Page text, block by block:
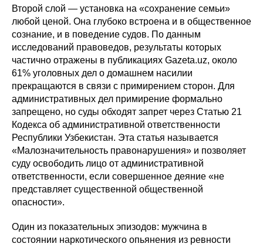
Второй слой — установка на «сохранение семьи»
любой ценой. Она глубоко встроена и в общественное
сознание, и в поведение судов. По данным
исследований правоведов, результаты которых
частично отражены в публикациях Gazeta.uz, около
61% уголовных дел о домашнем насилии
прекращаются в связи с примирением сторон. Для
административных дел примирение формально
запрещено, но суды обходят запрет через Статью 21
Кодекса об административной ответственности
Республики Узбекистан. Эта статья называется
«Малозначительность правонарушения» и позволяет
суду освободить лицо от административной
ответственности, если совершенное деяние «не
представляет существенной общественной
опасности».
Один из показательных эпизодов: мужчина в
состоянии наркотического опьянения из ревности